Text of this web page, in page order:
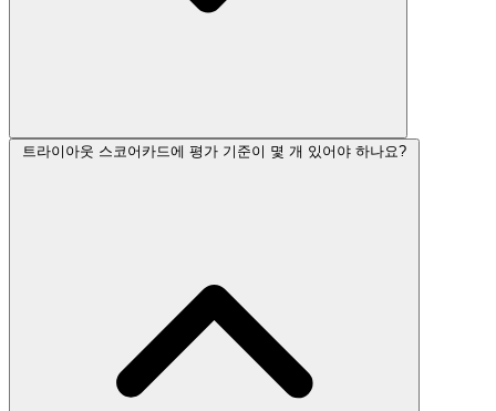
트라이아웃 스코어카드에 평가 기준이 몇 개 있어야 하나요?